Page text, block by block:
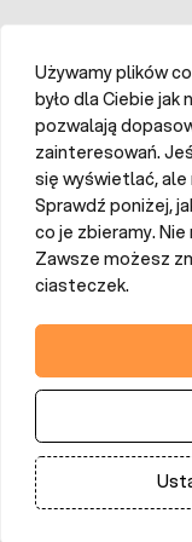
Ilość
Używamy plików
było dla Ciebie
pozwalają
zainteresowań.
się wyświetlać, ale
Sprawdź poniżej,
co je zbieramy.
Zawsze możesz
ciasteczek.